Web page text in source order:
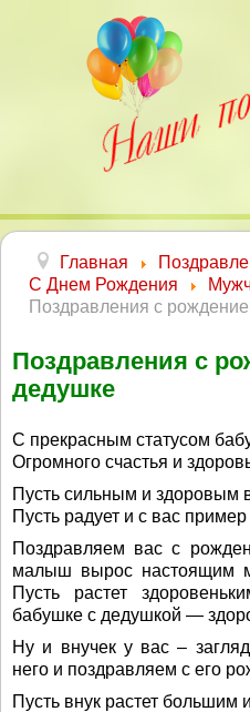
Главная
С Днем Рождения
Поздравления с
Поздравления с
дедушке
С прекрасным статусом
Огромного счастья и
Пусть сильным и здоровым
Пусть радует и с вас пример
Поздравляем вас с
малыш вырос настоящим
Пусть растет
бабушке с дедушкой —
Ну и внучек у вас –
него и поздравляем с его
Пусть внук растет большим